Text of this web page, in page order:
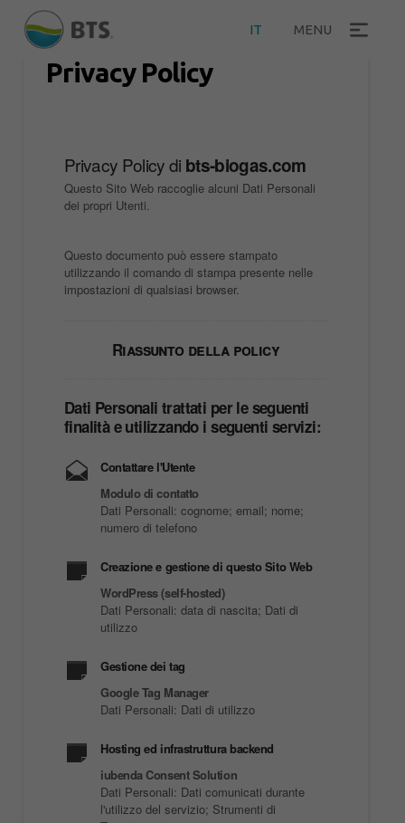
IT MENU
Privacy Policy
Privacy Policy di bts-biogas.com
Questo Sito Web raccoglie alcuni Dati Personali
dei propri Utenti.
Questo documento può essere stampato
utilizzando il comando di stampa presente nelle
impostazioni di qualsiasi browser.
Riassunto della policy
Dati Personali trattati per le seguenti
finalità e utilizzando i seguenti servizi:
Contattare l'Utente
Modulo di contatto
Dati Personali: cognome; email; nome;
numero di telefono
Creazione e gestione di questo Sito Web
WordPress (self-hosted)
Dati Personali: data di nascita; Dati di
utilizzo
Gestione dei tag
Google Tag Manager
Dati Personali: Dati di utilizzo
Hosting ed infrastruttura backend
iubenda Consent Solution
Dati Personali: Dati comunicati durante
l'utilizzo del servizio; Strumenti di